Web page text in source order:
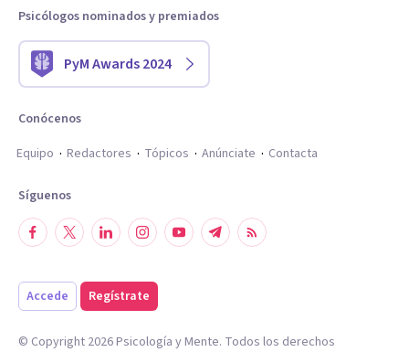
Psicólogos nominados y premiados
PyM Awards 2024
Conócenos
Equipo
Redactores Tópicos Anúnciate Contacta
Síguenos
Accede Regístrate
© Copyright 2026Psicología y Mente. Todos los derechos